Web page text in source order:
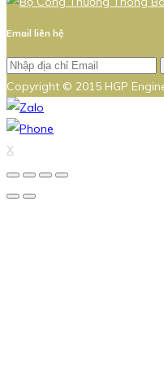
Email liên hệ
Copyright © 2015 HGP
X